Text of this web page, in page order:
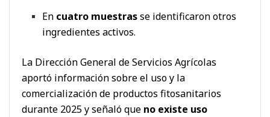
En cuatro muestrasse identificaron otros
ingredientes activos.
La Dirección General de Servicios Agrícolas
aportó información sobre el uso y la
comercialización de productos fitosanitarios
durante 2025 y señaló que no existe uso